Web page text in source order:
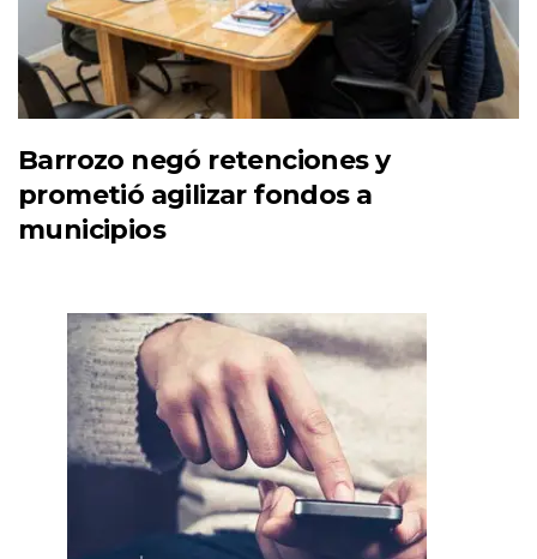
Barrozo negó retenciones y
prometió agilizar fondos a
municipios